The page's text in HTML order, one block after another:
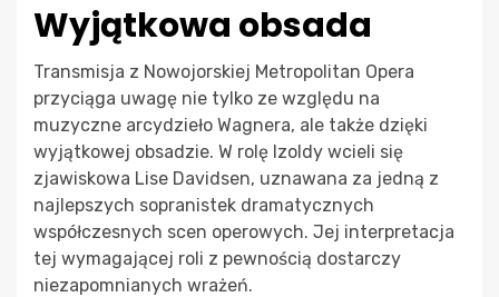
Wyjątkowa obsada
Transmisja z Nowojorskiej Metropolitan Opera
przyciąga uwagę nie tylko ze względu na
muzyczne arcydzieło Wagnera, ale także dzięki
wyjątkowej obsadzie. W rolę Izoldy wcieli się
zjawiskowa Lise Davidsen, uznawana za jedną z
najlepszych sopranistek dramatycznych
współczesnych scen operowych. Jej interpretacja
tej wymagającej roli z pewnością dostarczy
niezapomnianych wrażeń.